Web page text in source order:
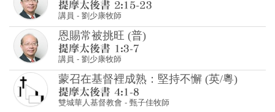
講員 - 劉少康牧師
恩賜常被挑旺 (普)
講員 - 劉少康牧師
蒙召在基督裡成熟：堅持不懈 (英/粵)
雙城華人基督教會 - 甄子佳牧師